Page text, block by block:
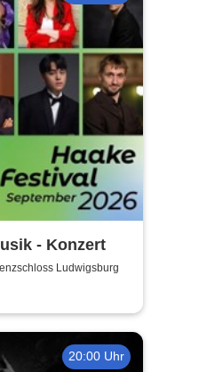
- Konzert
Ludwigsburg
20:00 Uhr